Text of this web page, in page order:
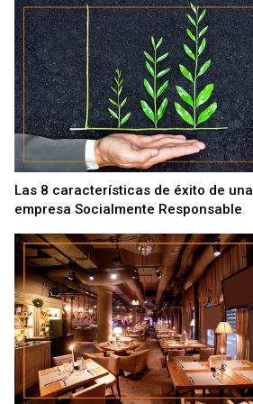
Las 8 características de éxito de una
empresa Socialmente Responsable